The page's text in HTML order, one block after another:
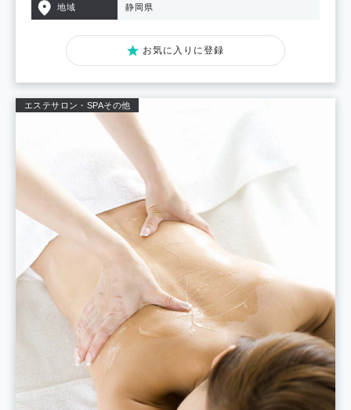
地域 静岡県
お気に入りに登録
エステサロン・SPAその他